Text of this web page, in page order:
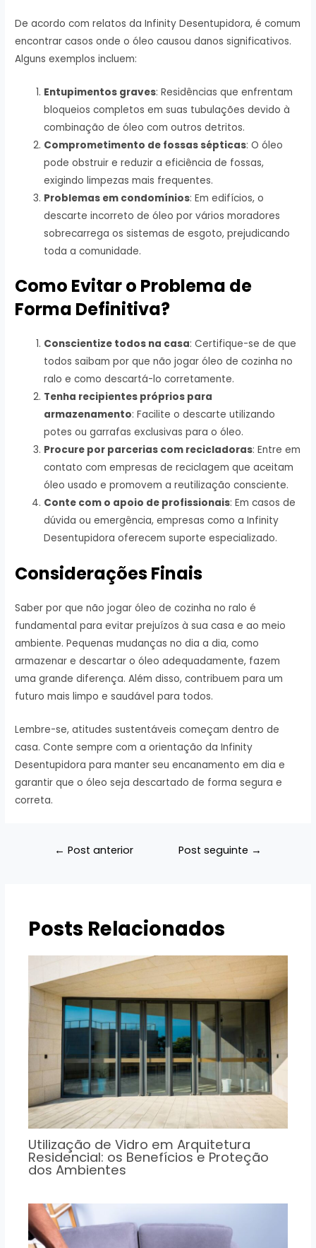
De acordo com relatos da Infinity Desentupidora, é comum
encontrar casos onde o óleo causou danos significativos.
Alguns exemplos incluem:
Entupimentos graves: Residências que enfrentam
bloqueios completos em suas tubulações devido à
combinação de óleo com outros detritos.
Comprometimento de fossas sépticas: O óleo
pode obstruir e reduzir a eficiência de fossas,
exigindo limpezas mais frequentes.
Problemas em condomínios: Em edifícios, o
descarte incorreto de óleo por vários moradores
sobrecarrega os sistemas de esgoto, prejudicando
toda a comunidade.
Como Evitar o Problema de
Forma Definitiva?
Conscientize todos na casa: Certifique-se de que
todos saibam por que não jogar óleo de cozinha no
ralo e como descartá-lo corretamente.
Tenha recipientes próprios para
armazenamento: Facilite o descarte utilizando
potes ou garrafas exclusivas para o óleo.
Procure por parcerias com recicladoras: Entre em
contato com empresas de reciclagem que aceitam
óleo usado e promovem a reutilização consciente.
Conte com o apoio de profissionais: Em casos de
dúvida ou emergência, empresas como a Infinity
Desentupidora oferecem suporte especializado.
Considerações Finais
Saber por que não jogar óleo de cozinha no ralo é
fundamental para evitar prejuízos à sua casa e ao meio
ambiente. Pequenas mudanças no dia a dia, como
armazenar e descartar o óleo adequadamente, fazem
uma grande diferença. Além disso, contribuem para um
futuro mais limpo e saudável para todos.
Lembre-se, atitudes sustentáveis começam dentro de
casa. Conte sempre com a orientação da Infinity
Desentupidora para manter seu encanamento em dia e
garantir que o óleo seja descartado de forma segura e
correta.
Navegação
← Post anterior Post seguinte →
Posts Relacionados
Utilização de Vidro em Arquitetura
Residencial: os Benefícios e Proteção
dos Ambientes